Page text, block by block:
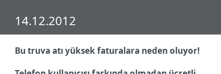
14.12.2012
Bu truva atı yüksek faturalara neden oluyor!